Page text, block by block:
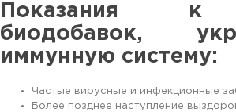
Показания к
биодобавок,
иммунную систему:
Частые вирусные и инфекционные
Более позднее наступление